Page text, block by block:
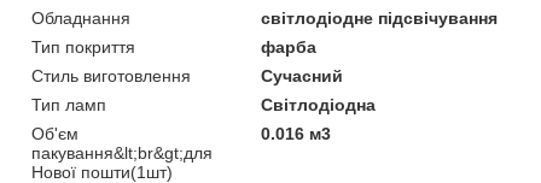
Обладнання
світлодіодне підсвічування
Тип покриття
фарба
Стиль виготовлення
Сучасний
Тип ламп
Світлодіодна
Об'єм
пакування&lt;br&gt;для
Нової пошти(1шт)
0.016 м3